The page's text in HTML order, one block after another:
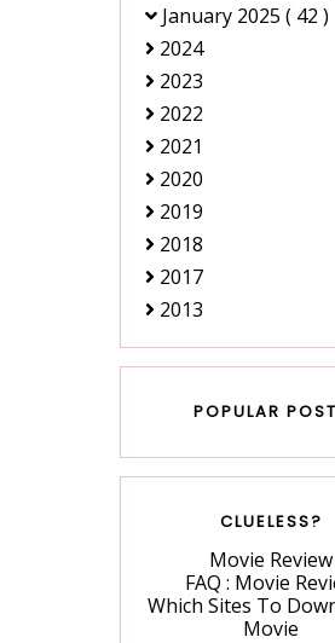
January 2025 ( 42 )
2024
2023
2022
2021
2020
2019
2018
2017
2013
POPULAR
CLUELESS?
Movie Review
FAQ : Movie
Which Sites To
Movie